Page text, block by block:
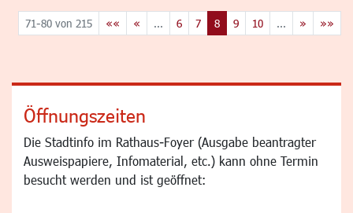
71-80 von 215 «« « ... 6 7 8 9 10 ... » »»
Öffnungszeiten
Die Stadtinfo im Rathaus-Foyer (Ausgabe beantragter
Ausweispapiere, Infomaterial, etc.) kann ohne Termin
besucht werden und ist geöffnet: